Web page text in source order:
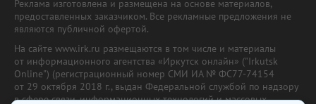
Реклама изготовлена и размещена на основе материалов,
предоставленных заказчиком. Все рекламные предложения не
являются публичной офертой.
На сайте www.irk.ru размещаются в том числе и материалы
от информационного агентства «Иркутск онлайн» ("Irkutsk
Online") (регистрационный номер СМИ ИА № ФС77-74154
от 29 октября 2018 г., выдан Федеральной службой по надзору
в сфере связи, информационных технологий и массовых